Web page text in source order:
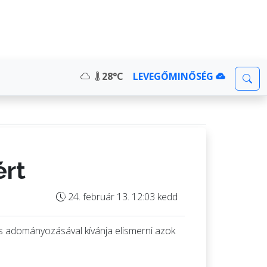
28°C LEVEGŐMINŐSÉG
24. február 13. 12:03 kedd
kívánja elismerni azok